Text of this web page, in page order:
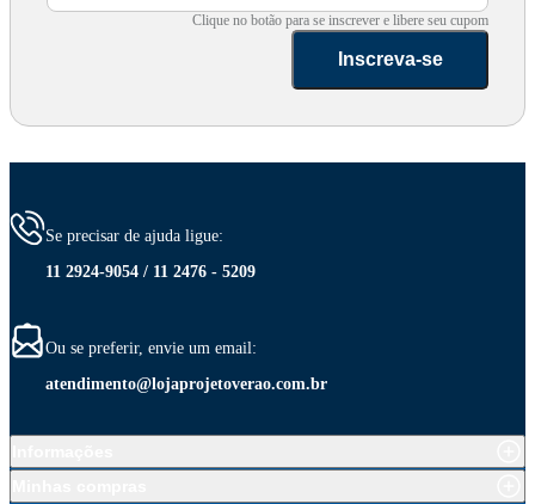
Clique no botão para se inscrever e libere seu cupom
Inscreva-se
Se precisar de ajuda ligue:
11 2924-9054 / 11 2476 - 5209
Ou se preferir, envie um email:
atendimento@lojaprojetoverao.com.br